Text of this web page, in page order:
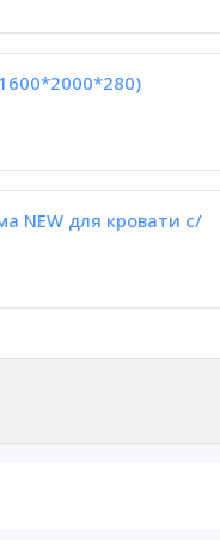
NEW для кровати с/